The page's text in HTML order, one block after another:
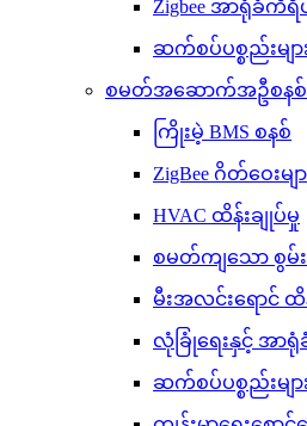
Zigbee အာရုံခံကိရိ
ဆက်စပ်ပစ္စည်းမျာ
စမတ်အဆောက်အဦစနစ်
ကြိုးမဲ့ BMS စနစ်
ZigBee ဂိတ်ဝေးမျာ
HVAC ထိန်းချုပ်မှု
စမတ်ကျသော စွမ်
မီးအလင်းရောင်
လုံခြုံရေးနှင့် အာရုံ
ဆက်စပ်ပစ္စည်းမျာ